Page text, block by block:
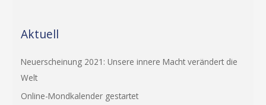
h
n
n
a
Aktuell
Neuerscheinung 2021: Unsere innere Macht verändert die
Welt
Online-Mondkalender gestartet